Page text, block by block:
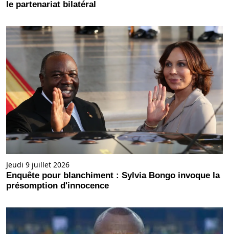
le partenariat bilatéral
Jeudi 9 juillet 2026
Enquête pour blanchiment : Sylvia Bongo invoque la
présomption d'innocence